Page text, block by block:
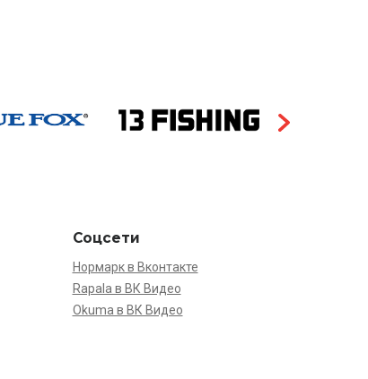
Соцсети
Нормарк в Вконтакте
Rapala в ВК Видео
Okuma в ВК Видео